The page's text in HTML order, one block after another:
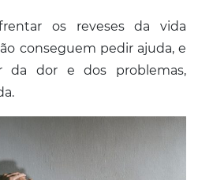
os reveses da vida
conseguem pedir ajuda, e
da dor e dos problemas,